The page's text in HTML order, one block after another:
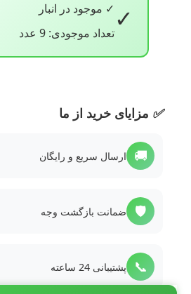
✓ ✓ موجود در انبار
تعداد موجودی: 9 عدد
✅ مزایای خرید از ما
🚚 ارسال سریع و رایگان
🛡️ ضمانت بازگشت وجه
📞 پشتیبانی 24 ساعته